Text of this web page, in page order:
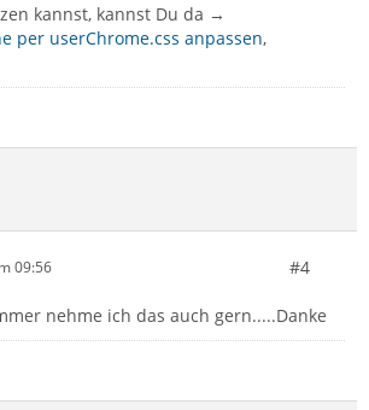
kannst, kannst Du da →
per userChrome.css anpassen,
09:56 #4
nehme ich das auch gern.....Danke